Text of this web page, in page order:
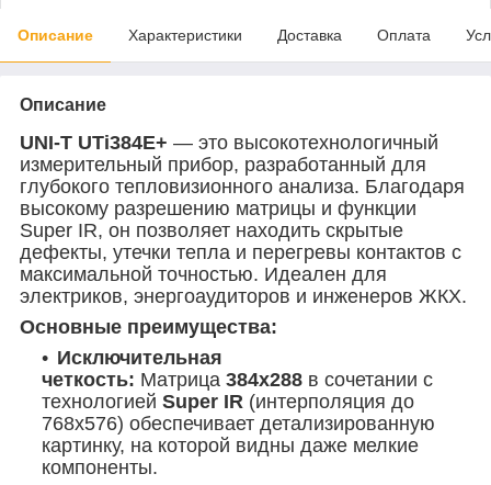
Описание Характеристики Доставка Оплата
Описание
UNI-T UTi384E+ — это высокотехнологичный
измерительный прибор, разработанный для
глубокого тепловизионного анализа. Благодаря
высокому разрешению матрицы и функции
Super IR, он позволяет находить скрытые
дефекты, утечки тепла и перегревы контактов с
максимальной точностью. Идеален для
электриков, энергоаудиторов и инженеров ЖКХ.
Основные преимущества:
Исключительная
четкость: Матрица 384x288 в сочетании с
технологией Super IR (интерполяция до
768x576) обеспечивает детализированную
картинку, на которой видны даже мелкие
компоненты.